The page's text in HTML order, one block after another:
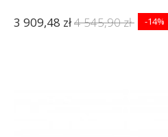
3 909,48 zł4 545,90 zł -14%